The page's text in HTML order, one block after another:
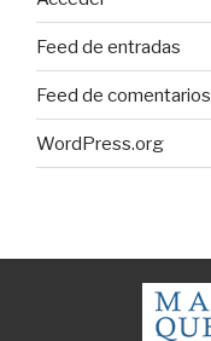
Feed de entradas
Feed de comentarios
WordPress.org